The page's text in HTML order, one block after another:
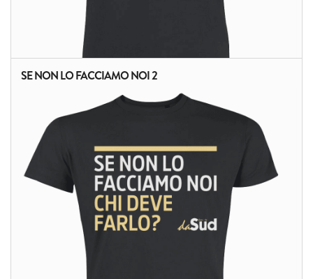
ALTRI PRODOTTI:
SE NON LO FACCIAMO NOI 2